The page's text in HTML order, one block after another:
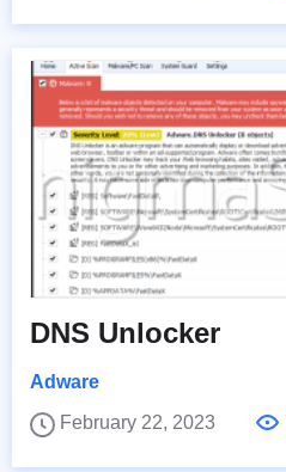
DNS Unlocker
Adware
February 22, 2023